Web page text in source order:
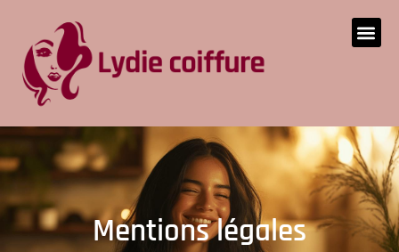
Mentions légales